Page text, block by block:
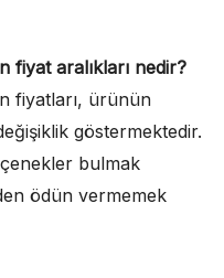
fiyat aralıkları nedir?
fiyatları, ürünün
göstermektedir.
bulmak
ödün vermemek